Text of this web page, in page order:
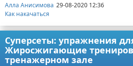
Алла Анисимова 29-08-2020 12:36
Как накачаться
Суперсеты: упражнения
Жиросжигающие
тренажерном зале